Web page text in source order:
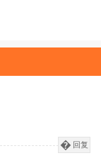
回复